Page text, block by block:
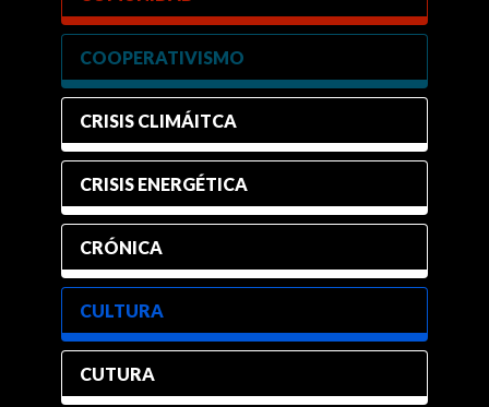
COOPERATIVISMO
CRISIS CLIMÁITCA
CRISIS ENERGÉTICA
CRÓNICA
CULTURA
CUTURA